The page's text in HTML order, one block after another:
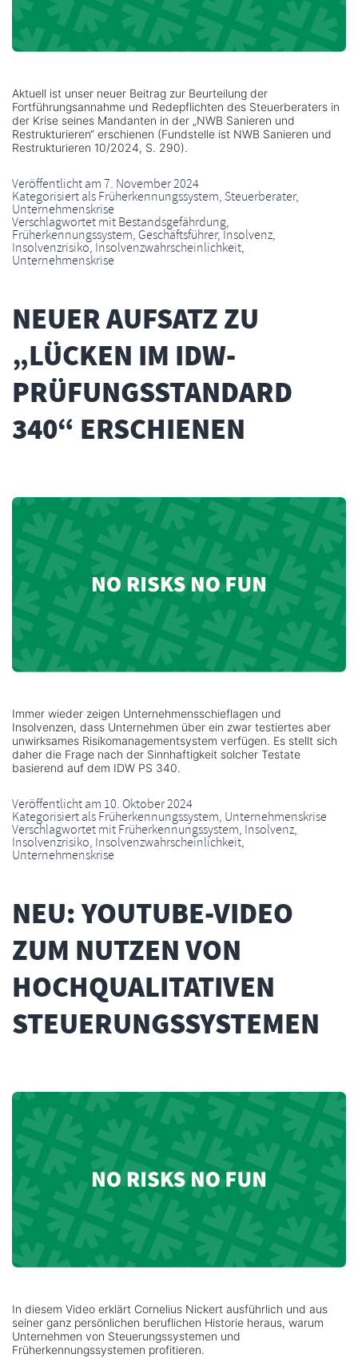
Aktuell ist unser neuer Beitrag zur Beurteilung der
Fortführungsannahme und Redepflichten des Steuerberaters in
der Krise seines Mandanten in der „NWB Sanieren und
Restrukturieren“ erschienen (Fundstelle ist NWB Sanieren und
Restrukturieren 10/2024, S. 290).
Veröffentlicht am7. November 2024
Kategorisiert alsFrüherkennungssystem, Steuerberater,
Unternehmenskrise
Verschlagwortet mitBestandsgefährdung,
Früherkennungssystem, Geschäftsführer,Insolvenz,
Insolvenzrisiko, Insolvenzwahrscheinlichkeit,
Unternehmenskrise
NEUER AUFSATZ ZU
„LÜCKEN IM IDW-
PRÜFUNGSSTANDARD
340“ ERSCHIENEN
Immer wieder zeigen Unternehmensschieflagen und
Insolvenzen, dass Unternehmen über ein zwar testiertes aber
unwirksames Risikomanagementsystem verfügen. Es stellt sich
daher die Frage nach der Sinnhaftigkeit solcher Testate
basierend auf dem IDW PS 340.
Veröffentlicht am 10. Oktober 2024
Kategorisiert alsFrüherkennungssystem, Unternehmenskrise
Verschlagwortet mitFrüherkennungssystem, Insolvenz,
Insolvenzrisiko, Insolvenzwahrscheinlichkeit,
Unternehmenskrise
NEU: YOUTUBE-VIDEO
ZUM NUTZEN VON
HOCHQUALITATIVEN
STEUERUNGSSYSTEMEN
In diesem Video erklärt Cornelius Nickert ausführlich und aus
seiner ganz persönlichen beruflichen Historie heraus, warum
Unternehmen von Steuerungssystemen und
Früherkennungssystemen profitieren.